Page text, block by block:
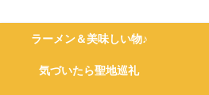
ラーメン＆美味しい物♪
気づいたら聖地巡礼